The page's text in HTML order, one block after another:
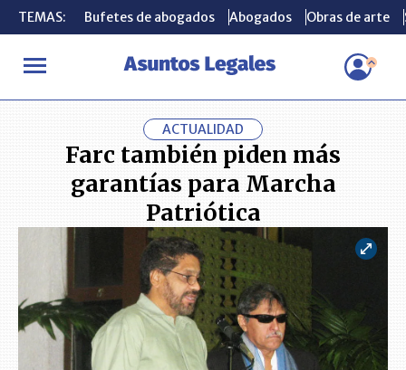
TEMAS: Bufetes de abogados Abogados Obras de arte
INICIO ACTUALIDAD Farc también piden más garantías para
TEMAS: Bufetes de abogados Abogados Obras de arte
ACTUALIDAD
Farc también piden más
garantías para Marcha
Patriótica